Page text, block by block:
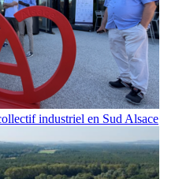
industriel en Sud Alsace